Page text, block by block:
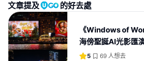
文章提及 的好去處
《Windows of
海傍聖誕AI光影匯
5 69 人想去